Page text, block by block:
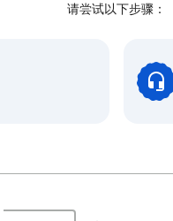
请尝试以下步骤：